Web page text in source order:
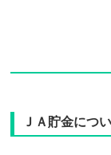
ＪＡ貯金につ